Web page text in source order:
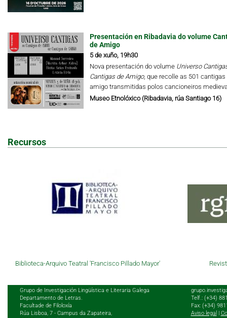
Presentación en Ribadavia do volume
de Amigo
5 de xuño, 19h30
Nova presentación do volume Universo
Cantigas de Amigo, que recolle as 501 cantigas
amigo transmitidas polos cancioneiros
Museo Etnolóxico (Ribadavia, rúa Santiago 16)
Recursos
Biblioteca-Arquivo Teatral 'Francisco Pillado Mayor'
Grupo de Investigación Lingüística e Literaria Galega
Departamento de Letras.
Facultade de Filoloxía
Rúa Lisboa, 7 - Campus da Zapateira,
Telf.: (+34)
Fax: (+34)
Aviso legal |